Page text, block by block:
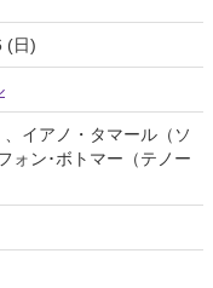
(日)
イアノ・タマール（ソ
ォン･ボトマー（テノー